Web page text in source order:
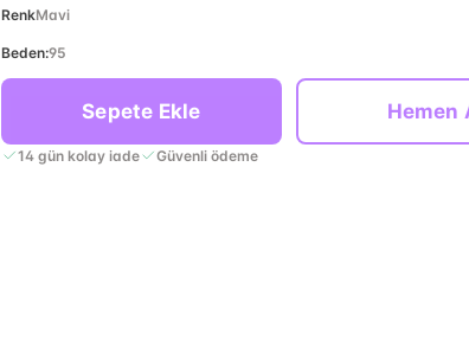
RenkMavi
Beden:95
Sepete Ekle Hemen
14 gün kolay iade Güvenli ödeme